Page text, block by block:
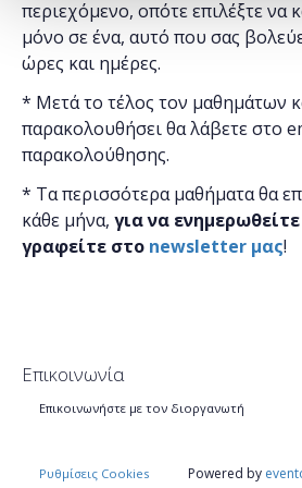
περιεχόμενο, οπότε επιλέξτε να
μόνο σε ένα, αυτό που σας
ώρες και ημέρες.
* Μετά το τέλος τον μαθημάτων
παρακολουθήσει θα λάβετε στο
παρακολούθησης.
* Τα περισσότερα μαθήματα θα
κάθε μήνα, για να
γραφείτε στο newsletter μας!
Επικοινωνία
Επικοινωνήστε με τον διοργανωτή
Powered by
Ρυθμίσεις Cookies